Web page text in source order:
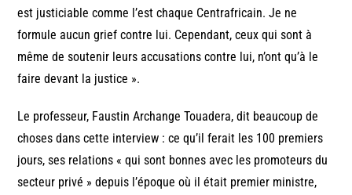
est justiciable comme l’est chaque Centrafricain. Je ne
formule aucun grief contre lui. Cependant, ceux qui sont à
même de soutenir leurs accusations contre lui, n’ont qu’à le
faire devant la justice ».
Le professeur, Faustin Archange Touadera, dit beaucoup de
choses dans cette interview : ce qu’il ferait les 100 premiers
jours, ses relations « qui sont bonnes avec les promoteurs du
secteur privé » depuis l’époque où il était premier ministre,